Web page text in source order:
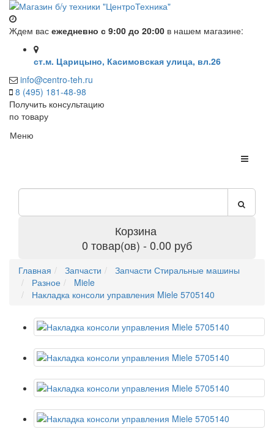
Ждем вас ежедневно с 9:00 до 20:00 в нашем магазине:
ст.м. Царицыно, Касимовская улица, вл.26
info@centro-teh.ru
8 (495) 181-48-98
Получить консультацию
по товару
Меню
Корзина
0 товар(ов) - 0.00 руб
Главная Запчасти
Запчасти Стиральные машины
Разное
Miele
Накладка консоли управления Miele 5705140